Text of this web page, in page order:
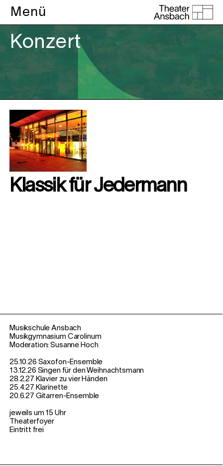
Menü
Konzert
Klassik für Jedermann
Musikschule Ansbach
Musikgymnasium Carolinum
Moderation: Susanne Hoch
25.10.26 Saxofon-Ensemble
13.12.26 Singen für den Weihnachtsmann
28.2.27 Klavier zu vier Händen
25.4.27 Klarinette
20.6.27 Gitarren-Ensemble
jeweils um 15 Uhr
Theaterfoyer
Eintritt frei